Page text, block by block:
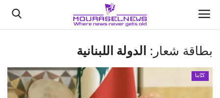
الأخبار
كتّابنا
بطاقة شعار: الدولة اللبنانية
كتّابنا